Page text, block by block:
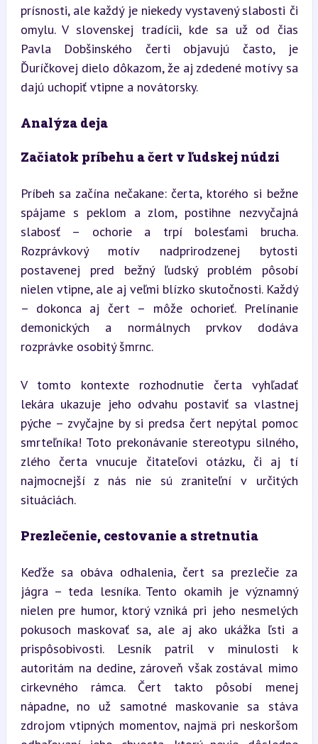
prísnosti, ale každý je niekedy vystavený slabosti či
omylu. V slovenskej tradícii, kde sa už od čias
Pavla Dobšinského čerti objavujú často, je
Ďuríčkovej dielo dôkazom, že aj zdedené motívy sa
dajú uchopiť vtipne a novátorsky.
Analýza deja
Začiatok príbehu a čert v ľudskej núdzi
Príbeh sa začína nečakane: čerta, ktorého si bežne
spájame s peklom a zlom, postihne nezvyčajná
slabosť – ochorie a trpí bolesťami brucha.
Rozprávkový motív nadprirodzenej bytosti
postavenej pred bežný ľudský problém pôsobí
nielen vtipne, ale aj veľmi blízko skutočnosti. Každý
– dokonca aj čert – môže ochorieť. Prelínanie
demonických a normálnych prvkov dodáva
rozprávke osobitý šmrnc.
V tomto kontexte rozhodnutie čerta vyhľadať
lekára ukazuje jeho odvahu postaviť sa vlastnej
pýche – zvyčajne by si predsa čert nepýtal pomoc
smrteľníka! Toto prekonávanie stereotypu silného,
zlého čerta vnucuje čitateľovi otázku, či aj tí
najmocnejší z nás nie sú zraniteľní v určitých
situáciách.
Prezlečenie, cestovanie a stretnutia
Keďže sa obáva odhalenia, čert sa prezlečie za
jágra – teda lesníka. Tento okamih je významný
nielen pre humor, ktorý vzniká pri jeho nesmelých
pokusoch maskovať sa, ale aj ako ukážka ľsti a
prispôsobivosti. Lesník patril v minulosti k
autoritám na dedine, zároveň však zostával mimo
cirkevného rámca. Čert takto pôsobí menej
nápadne, no už samotné maskovanie sa stáva
zdrojom vtipných momentov, najmä pri neskoršom